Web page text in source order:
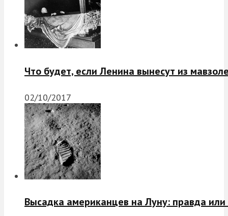
Что будет, если Ленина вынесут из
02/10/2017
Высадка американцев на Луну: правда